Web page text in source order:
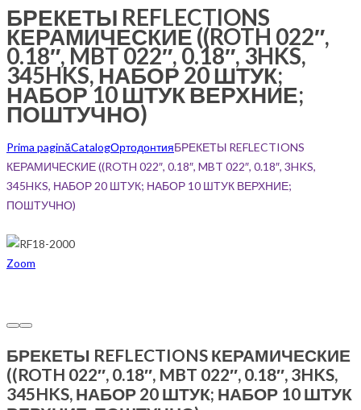
БРЕКЕТЫ REFLECTIONS
КЕРАМИЧЕСКИЕ ((ROTH 022″,
0.18″, MBT 022″, 0.18″, 3HKS,
345HKS, НАБОР 20 ШТУК;
НАБОР 10 ШТУК ВЕРХНИЕ;
ПОШТУЧНО)
Prima paginăCatalogОртодонтияБРЕКЕТЫ REFLECTIONS
КЕРАМИЧЕСКИЕ ((ROTH 022″, 0.18″, MBT 022″, 0.18″, 3HKS,
345HKS, НАБОР 20 ШТУК; НАБОР 10 ШТУК ВЕРХНИЕ;
ПОШТУЧНО)
Zoom
БРЕКЕТЫ REFLECTIONS КЕРАМИЧЕСКИЕ
((ROTH 022″, 0.18″, MBT 022″, 0.18″, 3HKS,
345HKS, НАБОР 20 ШТУК; НАБОР 10 ШТУК